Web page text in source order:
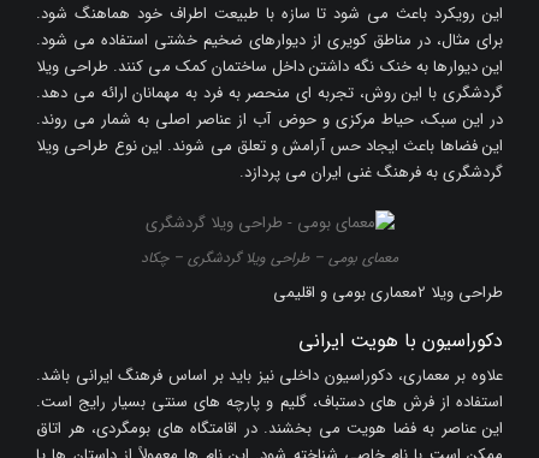
این رویکرد باعث می شود تا سازه با طبیعت اطراف خود هماهنگ شود.
برای مثال، در مناطق کویری از دیوارهای ضخیم خشتی استفاده می شود.
این دیوارها به خنک نگه داشتن داخل ساختمان کمک می کنند. طراحی ویلا
گردشگری با این روش، تجربه ای منحصر به فرد به مهمانان ارائه می دهد.
در این سبک، حیاط مرکزی و حوض آب از عناصر اصلی به شمار می روند.
این فضاها باعث ایجاد حس آرامش و تعلق می شوند. این نوع طراحی ویلا
گردشگری به فرهنگ غنی ایران می پردازد.
معمای بومی – طراحی ویلا گردشگری – چکاد
طراحی ویلا 2معماری بومی و اقلیمی
دکوراسیون با هویت ایرانی
علاوه بر معماری، دکوراسیون داخلی نیز باید بر اساس فرهنگ ایرانی باشد.
استفاده از فرش های دستباف، گلیم و پارچه های سنتی بسیار رایج است.
این عناصر به فضا هویت می بخشند. در اقامتگاه های بومگردی، هر اتاق